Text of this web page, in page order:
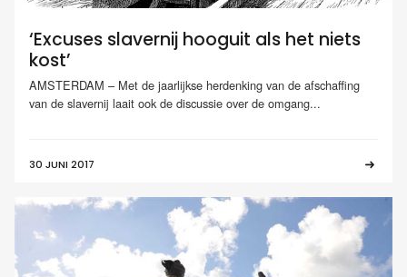
‘Excuses slavernij hooguit als het niets
kost’
AMSTERDAM – Met de jaarlijkse herdenking van de afschaffing
van de slavernij laait ook de discussie over de omgang...
30 JUNI 2017